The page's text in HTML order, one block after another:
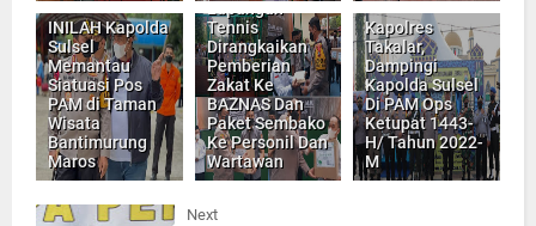
INILAH Kapolda
Sulsel
Memantau
Siatuasi Pos
PAM di Taman
Wisata
Bantimurung
Maros
Tennis
Dirangkaikan
Pemberian
Zakat Ke
BAZNAS Dan
Paket Sembako
Ke Personil Dan
Wartawan
Kapolres
Takalar,
Dampingi
Kapolda Sulsel
Di PAM Ops
Ketupat 1443-
H/ Tahun 2022-
M
Next